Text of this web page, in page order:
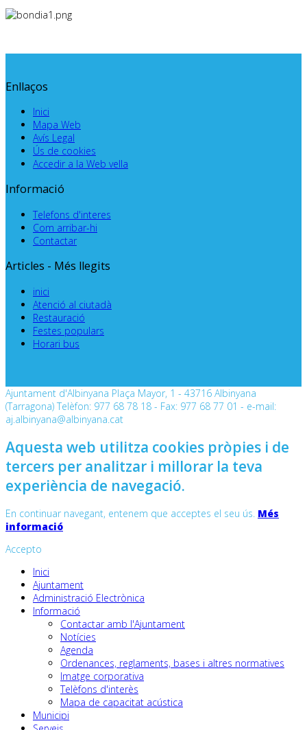
Enllaços
Inici
Mapa Web
Avís Legal
Ús de cookies
Accedir a la Web vella
Informació
Telefons d'interes
Com arribar-hi
Contactar
Articles - Més llegits
inici
Atenció al ciutadà
Restauració
Festes populars
Horari bus
Ajuntament d'Albinyana Plaça Mayor, 1 - 43716 Albinyana
(Tarragona) Telèfon: 977 68 78 18 - Fax: 977 68 77 01 - e-mail:
aj.albinyana@albinyana.cat
Aquesta web utilitza cookies pròpies i de
tercers per analitzar i millorar la teva
experiència de navegació.
En continuar navegant, entenem que acceptes el seu ús. Més
informació
Accepto
Inici
Ajuntament
Administració Electrònica
Informació
Contactar amb l'Ajuntament
Notícies
Agenda
Ordenances, reglaments, bases i altres normatives
Imatge corporativa
Telèfons d'interès
Mapa de capacitat acústica
Municipi